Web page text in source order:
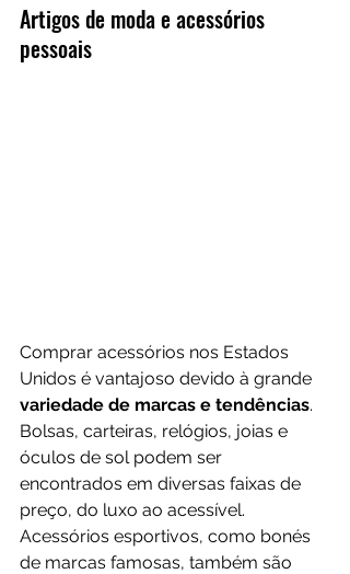
Artigos de moda e acessórios
pessoais
Comprar acessórios nos Estados
Unidos é vantajoso devido à grande
variedade de marcas e tendências.
Bolsas, carteiras, relógios, joias e
óculos de sol podem ser
encontrados em diversas faixas de
preço, do luxo ao acessível.
Acessórios esportivos, como bonés
de marcas famosas, também são